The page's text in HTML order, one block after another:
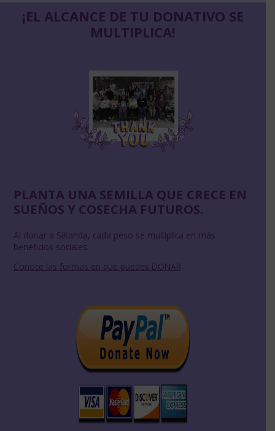
¡EL ALCANCE DE TU DONATIVO SE
MULTIPLICA!
PLANTA UNA SEMILLA QUE CRECE EN
SUEÑOS Y COSECHA FUTUROS.
Al donar a SiKanda, cada peso se multiplica en más
beneficios sociales.
Conoce las formas en que puedes DONAR